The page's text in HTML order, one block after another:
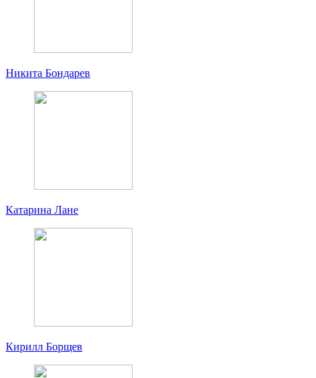
Никита Бондарев
Катарина Лане
Кирилл Борщев